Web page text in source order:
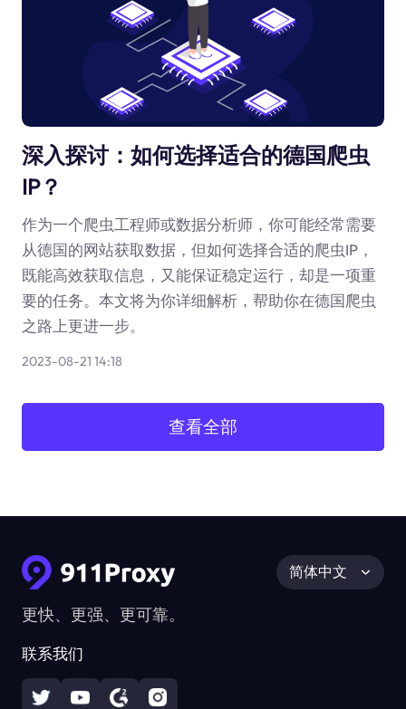
深入探讨：如何选择适合的德国爬虫
IP？
作为一个爬虫工程师或数据分析师，你可能经常需要
从德国的网站获取数据，但如何选择合适的爬虫IP，
既能高效获取信息，又能保证稳定运行，却是一项重
要的任务。本文将为你详细解析，帮助你在德国爬虫
之路上更进一步。
2023-08-21 14:18
查看全部
更快、更强、更可靠。
联系我们
简体中文